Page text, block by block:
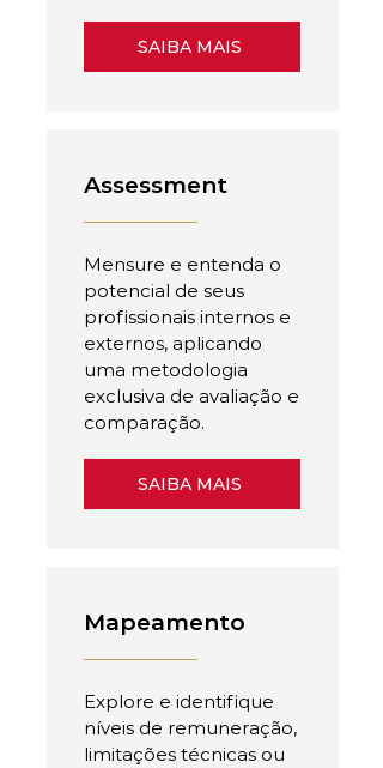
SAIBA MAIS
Assessment
Mensure e entenda o
potencial de seus
profissionais internos e
externos, aplicando
uma metodologia
exclusiva de avaliação e
comparação.
SAIBA MAIS
Mapeamento
Explore e identifique
níveis de remuneração,
limitações técnicas ou